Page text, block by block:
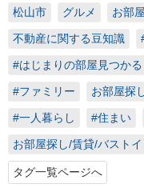
松山市
グルメ お部
不動産に関する豆知識
#はじまりの部屋見つかる
#ファミリー お部屋探
#一人暮らし #住まい
お部屋探し/賃貸/バスト
タグ一覧ページへ